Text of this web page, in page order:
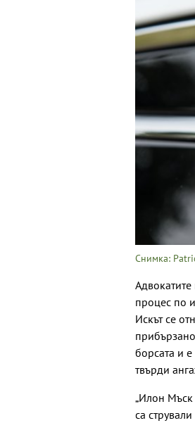
Снимка:
процес по
Искът се
борсата и
твърди
„Илон Мъск
са